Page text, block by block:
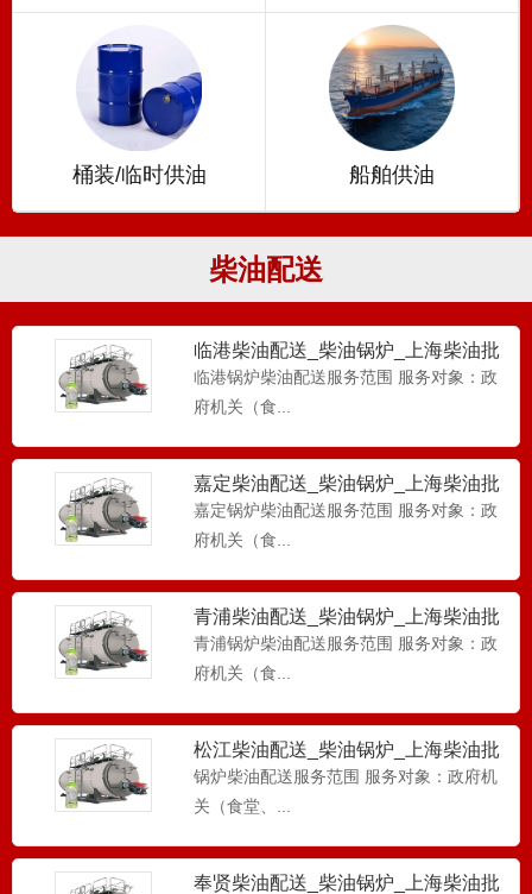
桶装/临时供油 船舶供油
柴油配送
临港柴油配送_柴油锅炉_上海柴油批
发-工厂柴油配送
临港锅炉柴油配送服务范围 服务对象：政
府机关（食...
嘉定柴油配送_柴油锅炉_上海柴油批
发-工厂柴油配送
嘉定锅炉柴油配送服务范围 服务对象：政
府机关（食...
青浦柴油配送_柴油锅炉_上海柴油批
发-工厂柴油配送
青浦锅炉柴油配送服务范围 服务对象：政
府机关（食...
松江柴油配送_柴油锅炉_上海柴油批
发-工厂柴油配送
锅炉柴油配送服务范围 服务对象：政府机
关（食堂、...
奉贤柴油配送_柴油锅炉_上海柴油批